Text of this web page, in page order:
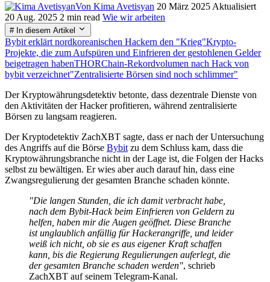
Von Kima Avetisyan 20 März 2025 Aktualisiert
20 Aug. 2025 2 min read Wie wir arbeiten
# In diesem Artikel
Bybit erklärt nordkoreanischen Hackern den "Krieg"Krypto-
Projekte, die zum Aufspüren und Einfrieren der gestohlenen Gelder
beigetragen habenTHORChain-Rekordvolumen nach Hack von
bybit verzeichnet"Zentralisierte Börsen sind noch schlimmer"
Der Kryptowährungsdetektiv betonte, dass dezentrale Dienste von
den Aktivitäten der Hacker profitieren, während zentralisierte
Börsen zu langsam reagieren.
Der Kryptodetektiv ZachXBT sagte, dass er nach der Untersuchung
des Angriffs auf die Börse Bybit zu dem Schluss kam, dass die
Kryptowährungsbranche nicht in der Lage ist, die Folgen der Hacks
selbst zu bewältigen. Er wies aber auch darauf hin, dass eine
Zwangsregulierung der gesamten Branche schaden könnte.
"Die langen Stunden, die ich damit verbracht habe,
nach dem Bybit-Hack beim Einfrieren von Geldern zu
helfen, haben mir die Augen geöffnet. Diese Branche
ist unglaublich anfällig für Hackerangriffe, und leider
weiß ich nicht, ob sie es aus eigener Kraft schaffen
kann, bis die Regierung Regulierungen auferlegt, die
der gesamten Branche schaden werden", schrieb
ZachXBT auf seinem Telegram-Kanal.